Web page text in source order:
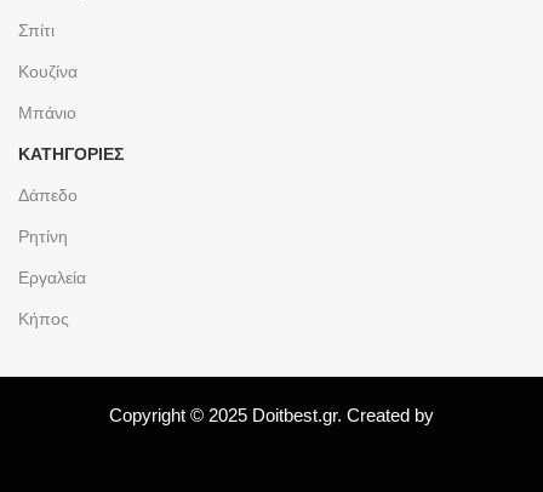
Σπίτι
Κουζίνα
Μπάνιο
ΚΑΤΗΓΟΡΙΕΣ
Δάπεδο
Ρητίνη
Εργαλεία
Κήπος
Copyright © 2025 Doitbest.gr. Created by